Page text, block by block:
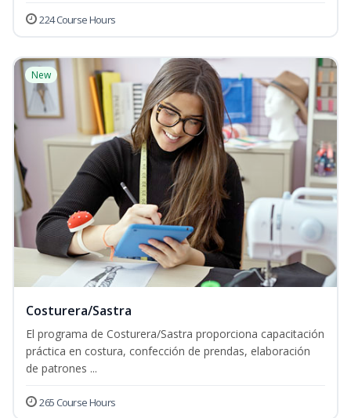
224 Course Hours
New
Costurera/Sastra
El programa de Costurera/Sastra proporciona capacitación
práctica en costura, confección de prendas, elaboración
de patrones ...
265 Course Hours